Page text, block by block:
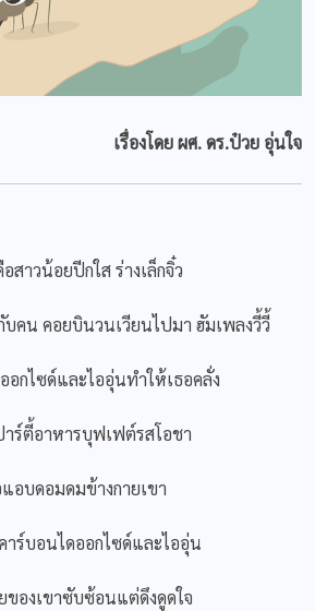
เรื่องโดย ผศ. ดร.ป๋วย อุ่นใจ
อสาวน้อยปีกใส ร่างเล็กจิ๋ว
บคน คอยบินวนเวียนไปมา ฮัมเพลงวี้วี้
อกไซด์และไออุ่นทำให้เธอคลั่ง
ร์ตี้อาหารบุฟเฟต์รสโอชา
แอบดอมดมข้างกายเขา
าร์บอนไดออกไซด์และไออุ่น
ของเขาซับซ้อนแต่ดึงดูดใจ